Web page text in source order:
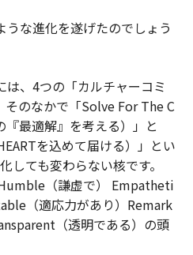
な進化を遂げたのでしょう
、4つの「カルチャーコミ
そのなかで「Solve For The C
最適解』を考える）」と
を込めて届ける）」とい
しても変わらない核です。
Humble（謙虚で） Empatheti
（適応力があり）Remark
（透明である）の頭